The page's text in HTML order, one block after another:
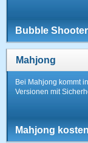
Bubble Shooter
Mahjong
Bei Mahjong kommt
Versionen mit
Mahjong